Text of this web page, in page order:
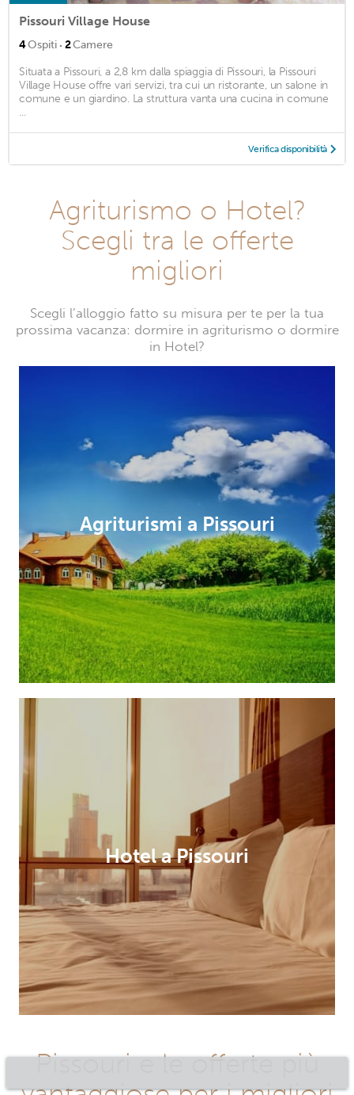
Pissouri Village House
4Ospiti · 2Camere
Situata a Pissouri, a 2,8 km dalla spiaggia di Pissouri, la Pissouri
Village House offre vari servizi, tra cui un ristorante, un salone in
comune e un giardino. La struttura vanta una cucina in comune
...
Verifica disponibilità
Agriturismo o Hotel?
Scegli tra le offerte
migliori
Scegli l’alloggio fatto su misura per te per la tua
prossima vacanza: dormire in agriturismo o dormire
in Hotel?
Agriturismi a Pissouri
Hotel a Pissouri
Pissouri e le offerte più